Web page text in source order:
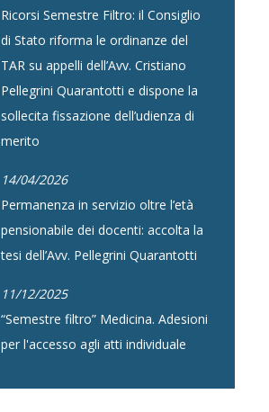
Ricorsi Semestre Filtro: il Consiglio
di Stato riforma le ordinanze del
TAR su appelli dell’Avv. Cristiano
Pellegrini Quarantotti e dispone la
sollecita fissazione dell’udienza di
merito
14/04/2026
Permanenza in servizio oltre l’età
pensionabile dei docenti: accolta la
tesi dell’Avv. Pellegrini Quarantotti
11/12/2025
“Semestre filtro” Medicina. Adesioni
per l'accesso agli atti individuale